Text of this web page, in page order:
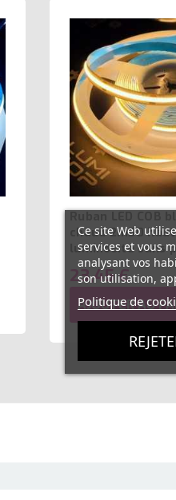
chaud 2m50
luminosité sans
23,45 €
AJOUTER AU
Ce site Web
services et vous
analysant vos
son utilisation,
Politique de